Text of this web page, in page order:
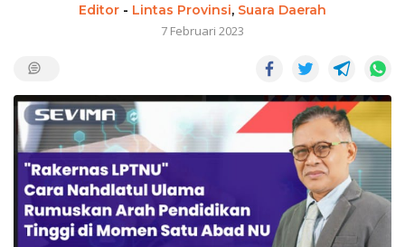
Editor - Lintas Provinsi, Suara Daerah
7 Februari 2023